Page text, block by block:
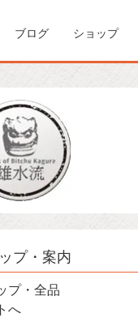
ブログ ショップ
プ・案内
プ・全品
へ